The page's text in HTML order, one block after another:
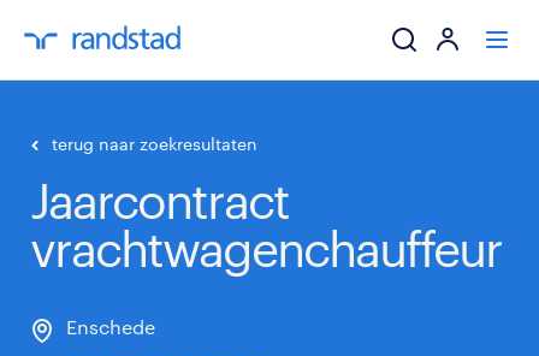
mijn carrière
terug naar zoekresultaten
Jaarcontract
vrachtwagenchauffeur
Enschede